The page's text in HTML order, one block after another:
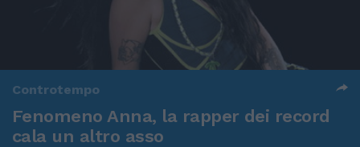
Controtempo
Fenomeno Anna, la rapper dei record
cala un altro asso